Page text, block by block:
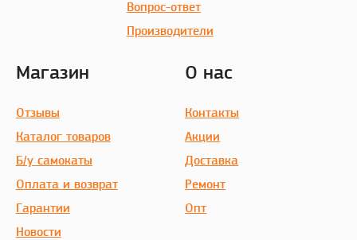
Вопрос-ответ
Производители
Магазин
Отзывы
Каталог товаров
Б/у самокаты
Оплата и возврат
Гарантии
Новости
О нас
Контакты
Акции
Доставка
Ремонт
Опт